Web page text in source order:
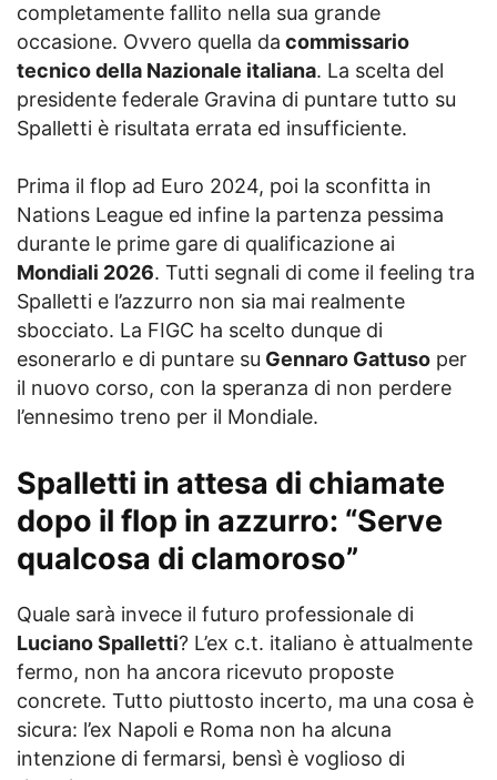
completamente fallito nella sua grande
occasione. Ovvero quella da commissario
tecnico della Nazionale italiana. La scelta del
presidente federale Gravina di puntare tutto su
Spalletti è risultata errata ed insufficiente.
Prima il flop ad Euro 2024, poi la sconfitta in
Nations League ed infine la partenza pessima
durante le prime gare di qualificazione ai
Mondiali 2026. Tutti segnali di come il feeling tra
Spalletti e l’azzurro non sia mai realmente
sbocciato. La FIGC ha scelto dunque di
esonerarlo e di puntare su Gennaro Gattuso per
il nuovo corso, con la speranza di non perdere
l’ennesimo treno per il Mondiale.
Spalletti in attesa di chiamate
dopo il flop in azzurro: “Serve
qualcosa di clamoroso”
Quale sarà invece il futuro professionale di
Luciano Spalletti? L’ex c.t. italiano è attualmente
fermo, non ha ancora ricevuto proposte
concrete. Tutto piuttosto incerto, ma una cosa è
sicura: l’ex Napoli e Roma non ha alcuna
intenzione di fermarsi, bensì è voglioso di